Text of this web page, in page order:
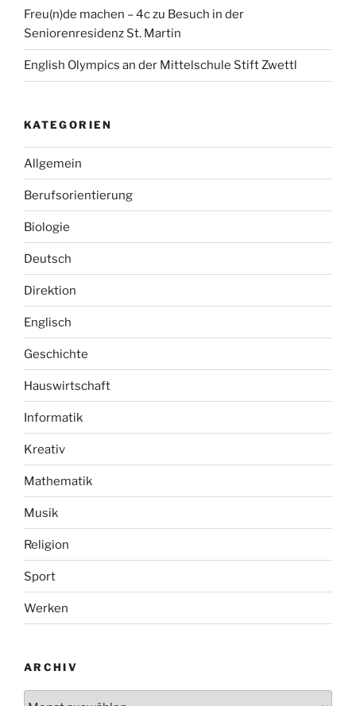
Freu(n)de machen – 4c zu Besuch in der
Seniorenresidenz St. Martin
English Olympics an der Mittelschule Stift Zwettl
KATEGORIEN
Allgemein
Berufsorientierung
Biologie
Deutsch
Direktion
Englisch
Geschichte
Hauswirtschaft
Informatik
Kreativ
Mathematik
Musik
Religion
Sport
Werken
ARCHIV